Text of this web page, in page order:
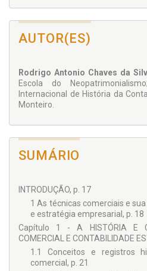
AUTOR(ES)
Rodrigo Antonio Chaves da
Escola do
Internacional de História da
Monteiro.
SUMÁRIO
INTRODUÇÃO, p. 17
1 As técnicas comerciais e
e estratégia empresarial, p. 18
Capítulo 1 - A HISTÓRIA E
COMERCIAL E CONTABILIDADE
1.1 Conceitos e registros
comercial, p. 21